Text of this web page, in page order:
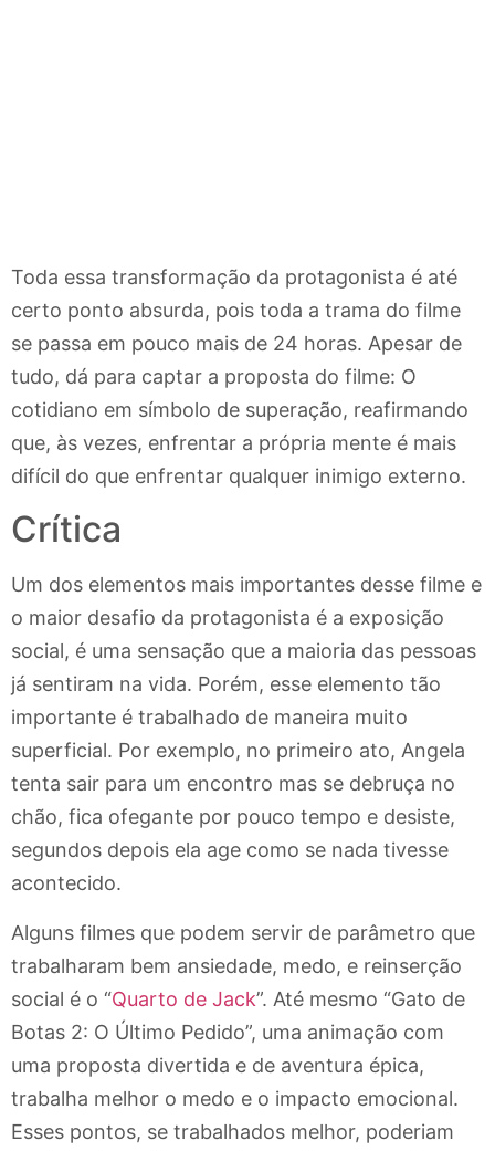
Toda essa transformação da protagonista é até
certo ponto absurda, pois toda a trama do filme
se passa em pouco mais de 24 horas. Apesar de
tudo, dá para captar a proposta do filme: O
cotidiano em símbolo de superação, reafirmando
que, às vezes, enfrentar a própria mente é mais
difícil do que enfrentar qualquer inimigo externo.
Crítica
Um dos elementos mais importantes desse filme e
o maior desafio da protagonista é a exposição
social, é uma sensação que a maioria das pessoas
já sentiram na vida. Porém, esse elemento tão
importante é trabalhado de maneira muito
superficial. Por exemplo, no primeiro ato, Angela
tenta sair para um encontro mas se debruça no
chão, fica ofegante por pouco tempo e desiste,
segundos depois ela age como se nada tivesse
acontecido.
Alguns filmes que podem servir de parâmetro que
trabalharam bem ansiedade, medo, e reinserção
social é o “Quarto de Jack”. Até mesmo “Gato de
Botas 2: O Último Pedido”, uma animação com
uma proposta divertida e de aventura épica,
trabalha melhor o medo e o impacto emocional.
Esses pontos, se trabalhados melhor, poderiam